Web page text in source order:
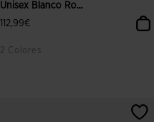
Unisex Blanco Ro...
112,99€
2 Colores
3,8 sobre 5 de valoración de